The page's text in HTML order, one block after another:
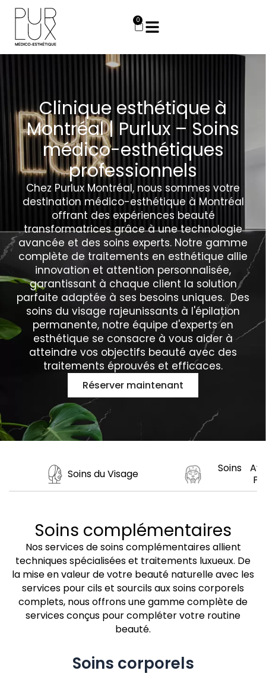
Aller
contenu
0
Panier
Clinique esthétique à
Montréal | Purlux – Soins
médico-esthétiques
professionnels
Chez Purlux Montréal, nous sommes votre
destination médico-esthétique à Montréal
offrant des expériences beauté
transformatrices grâce à une technologie
avancée et des soins experts. Notre gamme
complète de traitements en esthétique allie
innovation et attention personnalisée,
garantissant à chaque client la solution
parfaite adaptée à ses besoins uniques. Des
soins du visage rajeunissants à l'épilation
permanente, notre équipe d'experts en
esthétique se consacre à vous aider à
atteindre vos objectifs beauté avec des
traitements éprouvés et efficaces.
Réserver maintenant
Soins du Visage
Soins
Soins complémentaires
Nos services de soins complémentaires allient
techniques spécialisées et traitements luxueux. De
la mise en valeur de votre beauté naturelle avec les
services pour cils et sourcils aux soins corporels
complets, nous offrons une gamme complète de
services conçus pour compléter votre routine
beauté.
Soins corporels